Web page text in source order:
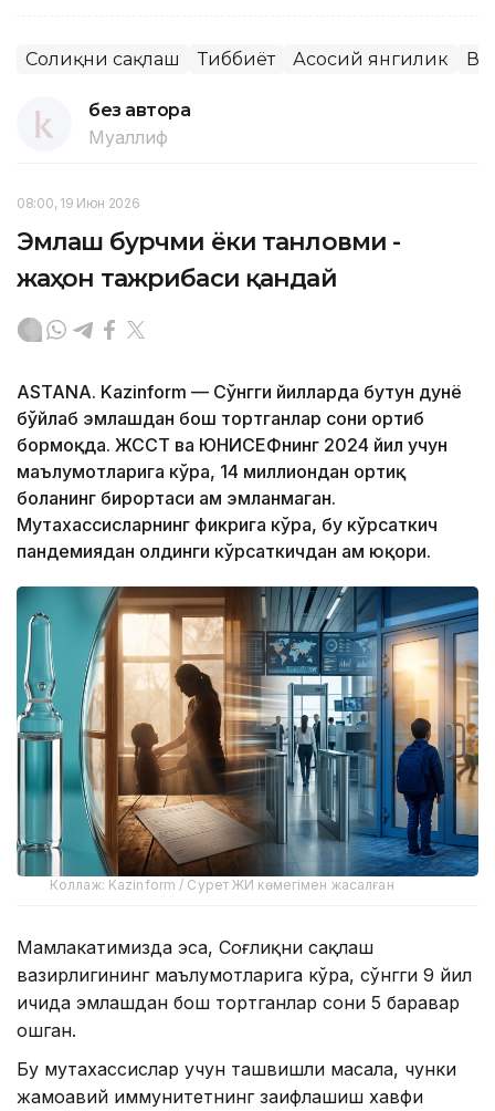
Соғлиқни сақлаш Тиббиёт Асосий янгилик
без автора
Муаллиф
08:00, 19 Июн 2026
Эмлаш бурчми ёки танловми -
жаҳон тажрибаси қандай
ASTANA. Kazinform — Сўнгги йилларда бутун дунё
бўйлаб эмлашдан бош тортганлар сони ортиб
бормоқда. ЖССТ ва ЮНИCЕФнинг 2024 йил учун
маълумотларига кўра, 14 миллиондан ортиқ
боланинг бирортаси ҳам эмланмаган.
Мутахассисларнинг фикрига кўра, бу кўрсаткич
пандемиядан олдинги кўрсаткичдан ҳам юқори.
Коллаж: Kazinform / Сурет ЖИ көмегімен жасалған
Мамлакатимизда эса, Соғлиқни сақлаш
вазирлигининг маълумотларига кўра, сўнгги 9 йил
ичида эмлашдан бош тортганлар сони 5 баравар
ошган.
Бу мутахассислар учун ташвишли масала, чунки
жамоавий иммунитетнинг заифлашиш хавфи